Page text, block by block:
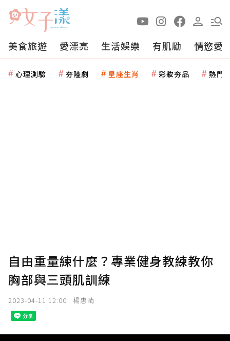
美食旅遊 愛漂亮 生活娛樂 有肌勵 情慾愛
心理測驗 夯陸劇 星座生肖 彩妝夯品 熱門
自由重量練什麼？專業健身教練教你
胸部與三頭肌訓練
2023-04-11 12:00 楊惠晴